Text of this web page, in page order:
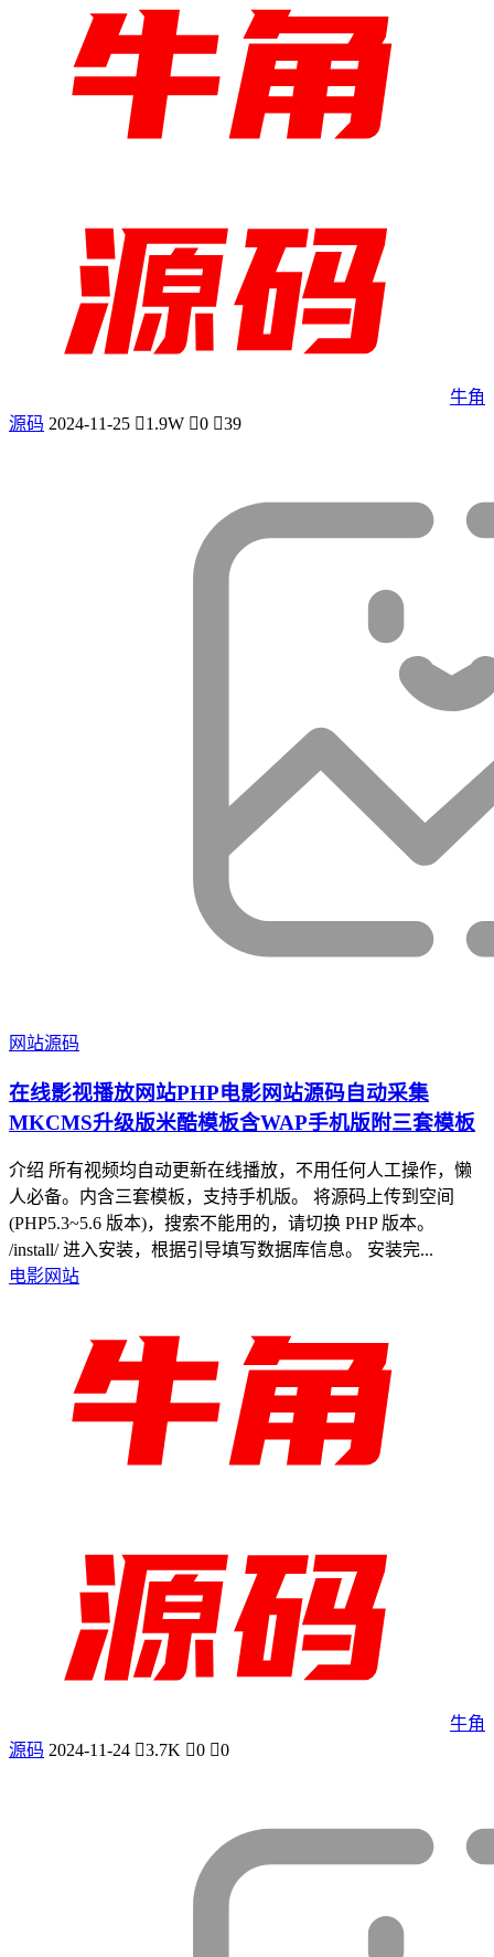
牛角
源码 2024-11-25 1.9W 0 39
网站源码
在线影视播放网站PHP电影网站源码自动采集
MKCMS升级版米酷模板含WAP手机版附三套模板
介绍 所有视频均自动更新在线播放，不用任何人工操作，懒
人必备。内含三套模板，支持手机版。 将源码上传到空间
(PHP5.3~5.6 版本)，搜索不能用的，请切换 PHP 版本。
/install/ 进入安装，根据引导填写数据库信息。 安装完...
电影网站
牛角
源码 2024-11-24 3.7K 0 0